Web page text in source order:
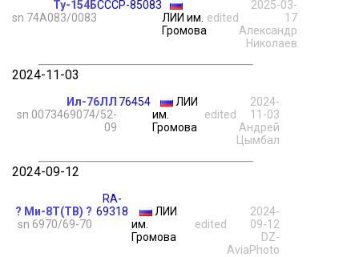
Ту-154Б
sn 74A083/0083
СССР-85083
ЛИИ им.
Громова
edited
2025-03-
17
Александр
Николаев
2024-11-03
Ил-76ЛЛ
sn 0073469074/52-
09
76454
ЛИИ
им.
Громова
edited
2024-
11-03
Андрей
Цымбал
2024-09-12
? Ми-8Т(ТВ) ?
sn 6970/69-70
RA-
69318
ЛИИ
им.
Громова
edited
2024-
09-12
DZ-
AviaPhoto